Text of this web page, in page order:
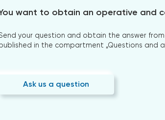
want to obtain an operative and
your question and obtain the answer
in the compartment „Questions and
Ask us a question